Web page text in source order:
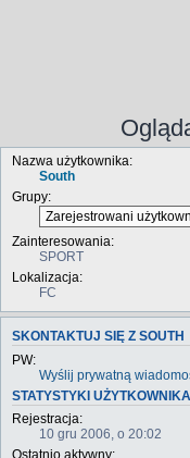
Nazwa użytkownika:
South
Grupy:
Zainteresowania:
SPORT
Lokalizacja:
FC
SKONTAKTUJ SIĘ Z SOUTH
PW:
Wyślij prywatną
STATYSTYKI UŻYTKOWNIKA
Rejestracja:
10 gru 2006, o 20:02